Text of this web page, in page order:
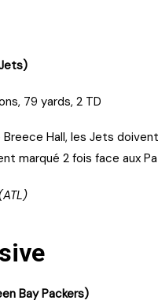
79 yards, 2 TD
Hall, les Jets
marqué 2 fois face aux
Bay Packers)